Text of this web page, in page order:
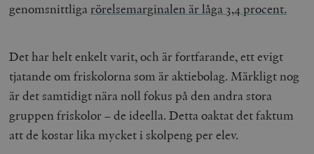
genomsnittligarörelsemarginalen är låga 3,4 procent.
Det har helt enkelt varit, och är fortfarande, ett evigt
tjatande om friskolorna som är aktiebolag. Märkligt nog
är det samtidigt nära noll fokus på den andra stora
gruppen friskolor – de ideella. Detta oaktat det faktum
att de kostar lika mycket i skolpeng per elev.